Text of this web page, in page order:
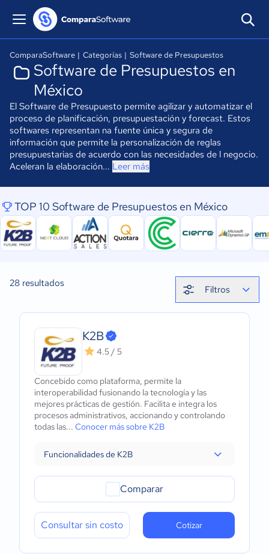
ComparaSoftware | Categorías | Software de Presupuestos
Software de Presupuestos en
México
El Software de Presupuesto permite agilizar y automatizar el
proceso de planificación, presupuestación y forecast. Estos
softwares representan na fuente única y segura de
información que permite la personalización de reglas
presupuestarias de acuerdo con las necesidades de l negocio.
Aceleran la elaboración... Leer más
TOP 10 Software de Presupuestos en México
28 resultados
Filtros
K2B
4.5 / 5
Concebido como plataforma, permite la
interoperabilidad fusionando la tecnología y las
mejores prácticas de gestión. Facilita e integra los
procesos administrativos, accionando y controlando
todas las... Conocer más sobre K2B
Funcionalidades de K2B
Comparar
Consultar sin costo Cotizar